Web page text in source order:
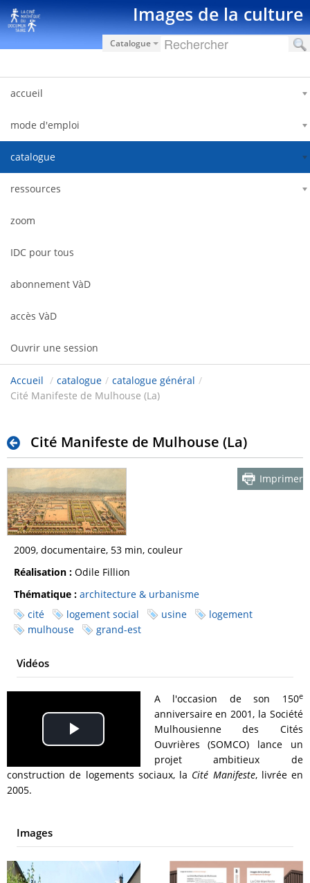
Saut au contenu Images de la culture
Catalogue
accueil
mode d'emploi
catalogue
ressources
zoom
IDC pour tous
abonnement VàD
accès VàD
Ouvrir une session
Accueil / catalogue / catalogue général /
Cité Manifeste de Mulhouse (La)
Cité Manifeste de Mulhouse (La)
Imprimer
2009, documentaire, 53 min, couleur
Réalisation : Odile Fillion
Thématique : architecture & urbanisme
cité
logement social usine
logement
mulhouse
grand-est
Vidéos
Play
Video
A l'occasion de son 150e
anniversaire en 2001, la Société
Mulhousienne des Cités
Ouvrières (SOMCO) lance un
projet ambitieux de
construction de logements sociaux, la Cité Manifeste, livrée en
2005.
Images